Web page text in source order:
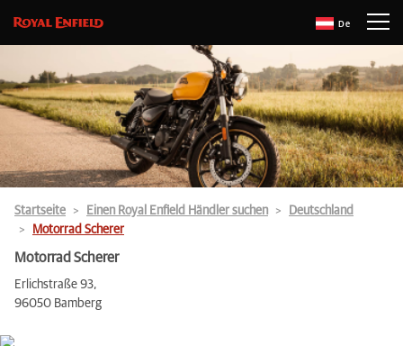
De
Startseite Einen Royal Enfield Händler suchen
Deutschland
Motorrad Scherer
Motorrad Scherer
Erlichstraße 93,
96050 Bamberg